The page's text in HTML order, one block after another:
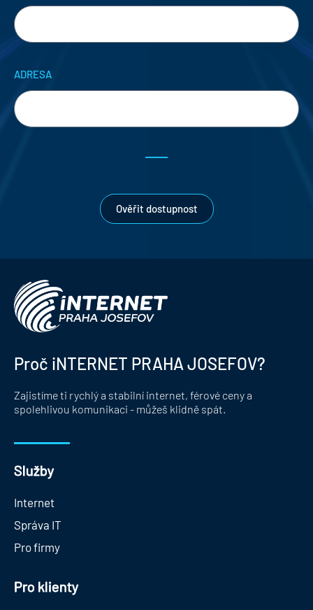
ADRESA
Ověřit dostupnost
Proč iNTERNET PRAHA JOSEFOV?
Zajistíme ti rychlý a stabilní internet, férové ceny a
spolehlivou komunikaci - můžeš klidně spát.
Služby
Internet
Správa IT
Pro firmy
Pro klienty